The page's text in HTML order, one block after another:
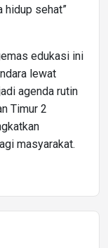
hidup sehat”
edukasi ini
lewat
agenda rutin
Timur 2
masyarakat.